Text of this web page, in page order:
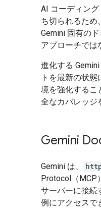
AI コーディン
ち切られるため
Gemini 固有の
アプローチでは
進化する
トを最新の状態
境を強化するこ
全なカバレッジ
Gemini
Gemini は、
Protocol（MCP
サーバーに接続
例にアクセスで